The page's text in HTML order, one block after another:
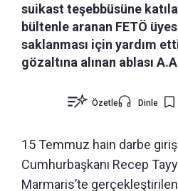
suikast teşebbüsüne
bültenle aranan FETÖ
saklanması için yardım
gözaltına alınan ablası
Özetle Dinle
15 Temmuz hain darbe
Cumhurbaşkanı Recep
Marmaris’te